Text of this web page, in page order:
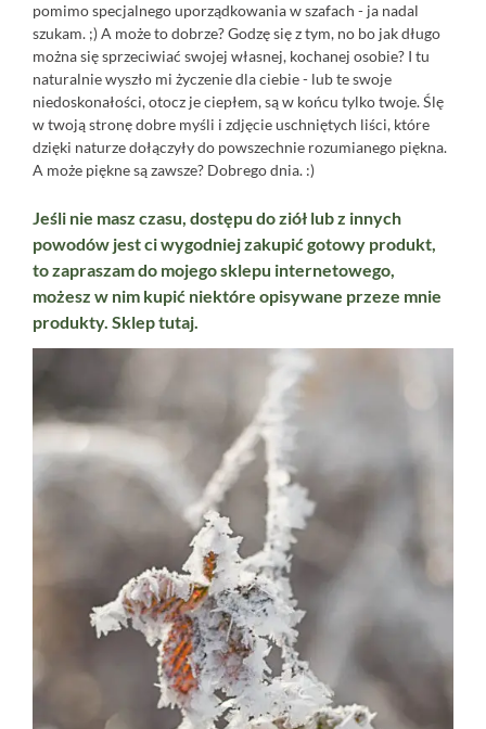
pomimo specjalnego uporządkowania w szafach - ja nadal
szukam. ;) A może to dobrze? Godzę się z tym, no bo jak długo
można się sprzeciwiać swojej własnej, kochanej osobie? I tu
naturalnie wyszło mi życzenie dla ciebie - lub te swoje
niedoskonałości, otocz je ciepłem, są w końcu tylko twoje. Ślę
w twoją stronę dobre myśli i zdjęcie uschniętych liści, które
dzięki naturze dołączyły do powszechnie rozumianego piękna.
A może piękne są zawsze? Dobrego dnia. :)
Jeśli nie masz czasu, dostępu do ziół lub z innych
powodów jest ci wygodniej zakupić gotowy produkt,
to zapraszam do mojego sklepu internetowego,
możesz w nim kupić niektóre opisywane przeze mnie
produkty. Skleptutaj.